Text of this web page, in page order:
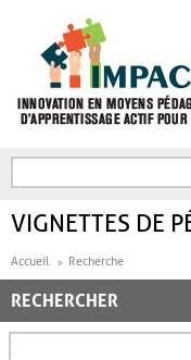
FORMULAIRE DE
VIGNETTES DE
Accueil Recherche
RECHERCHER